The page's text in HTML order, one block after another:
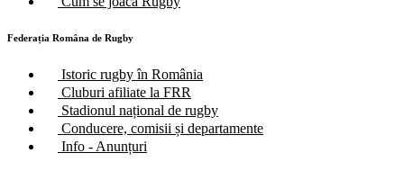
Federația Româna de Rugby
Istoric rugby în România
Cluburi afiliate la FRR
Stadionul național de rugby
Conducere, comisii și departamente
Info - Anunțuri